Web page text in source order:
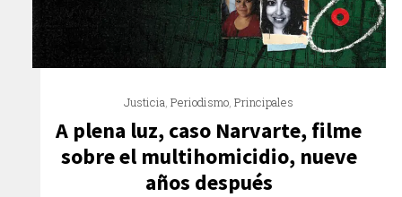
Justicia ,Periodismo ,Principales
A plena luz, caso Narvarte, filme
sobre el multihomicidio, nueve
años después